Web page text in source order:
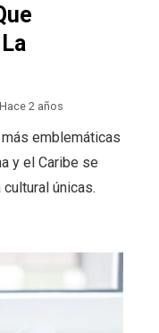
Hace 2 años
emblemáticas
y el Caribe se
únicas.